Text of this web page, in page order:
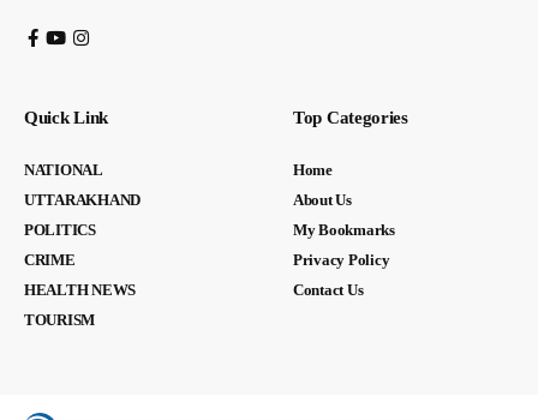
Quick Link
NATIONAL
UTTARAKHAND
POLITICS
CRIME
HEALTH NEWS
TOURISM
Top Categories
Home
About Us
My Bookmarks
Privacy Policy
Contact Us